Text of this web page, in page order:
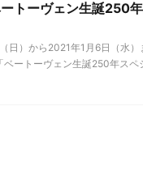
トーヴェン生誕250年
日）から2021年1月6日（水
ートーヴェン生誕250年ス